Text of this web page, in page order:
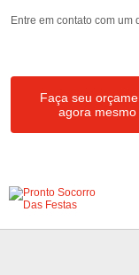
Entre em contato com
Faça seu
agora mesmo